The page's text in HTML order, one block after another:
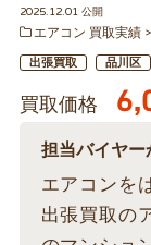
2025.12.01 公開
エアコン 買取実績
出張買取 品川区
買取価格
担当バイヤー
エアコンを
出張買取の